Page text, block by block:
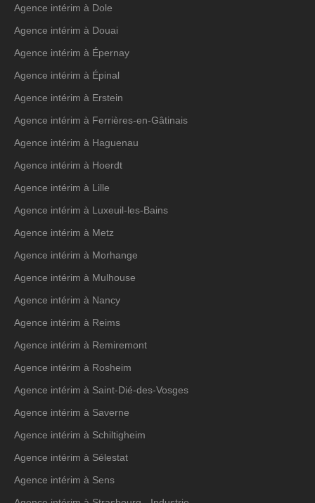
Agence intérim à Dole
Agence intérim à Douai
Agence intérim à Épernay
Agence intérim à Épinal
Agence intérim à Erstein
Agence intérim à Ferrières-en-Gâtinais
Agence intérim à Haguenau
Agence intérim à Hoerdt
Agence intérim à Lille
Agence intérim à Luxeuil-les-Bains
Agence intérim à Metz
Agence intérim à Morhange
Agence intérim à Mulhouse
Agence intérim à Nancy
Agence intérim à Reims
Agence intérim à Remiremont
Agence intérim à Rosheim
Agence intérim à Saint-Dié-des-Vosges
Agence intérim à Saverne
Agence intérim à Schiltigheim
Agence intérim à Sélestat
Agence intérim à Sens